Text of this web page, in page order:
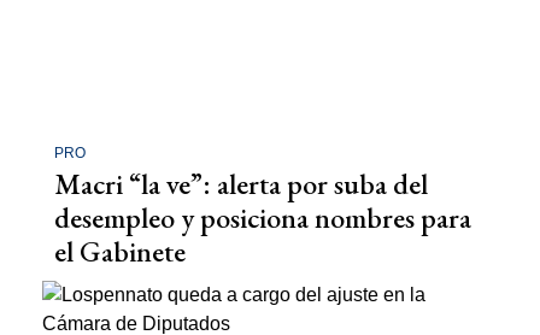
PRO
Macri “la ve”: alerta por suba del
desempleo y posiciona nombres para
el Gabinete